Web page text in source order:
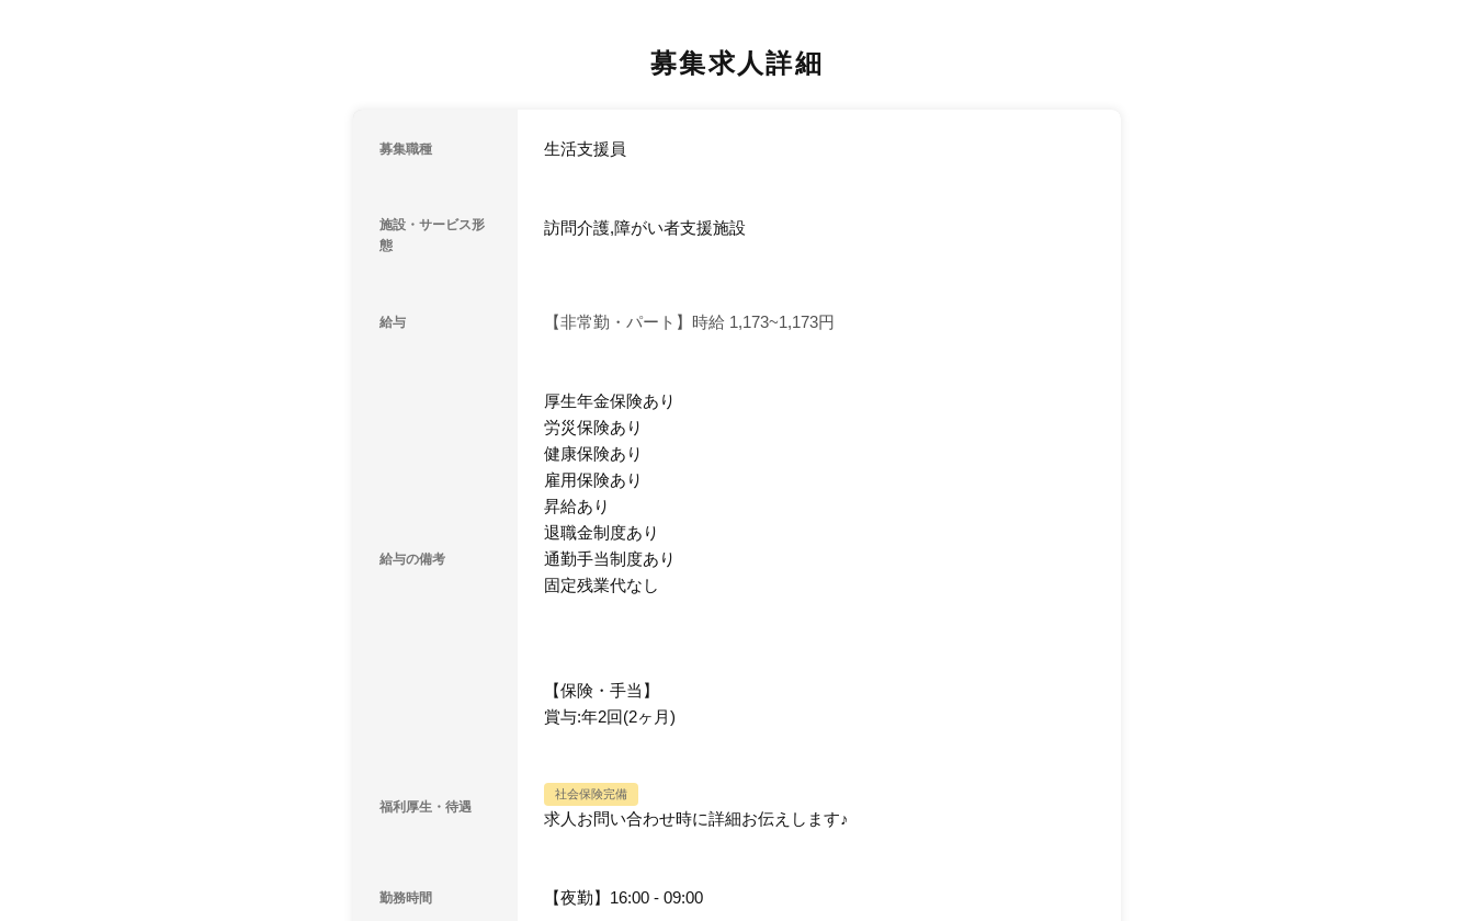
募集求人詳細
募集職種 生活支援員
施設・サービス形
態
訪問介護,障がい者支援施設
給与 【非常勤・パート】時給 1,173~1,173円
給与の備考
厚生年金保険あり
労災保険あり
健康保険あり
雇用保険あり
昇給あり
退職金制度あり
通勤手当制度あり
固定残業代なし
【保険・手当】
賞与:年2回(2ヶ月)
福利厚生・待遇
社会保険完備
求人お問い合わせ時に詳細お伝えします♪
勤務時間 【夜勤】16:00 - 09:00